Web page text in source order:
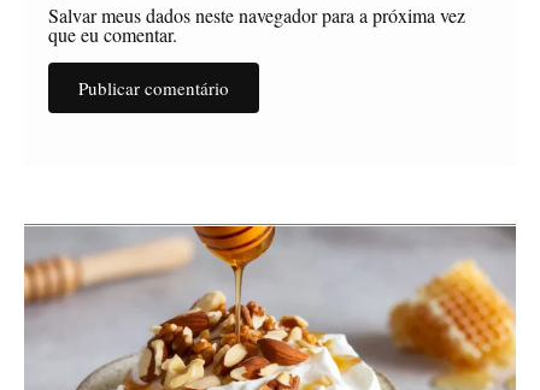
Salvar meus dados neste navegador para a próxima vez
que eu comentar.